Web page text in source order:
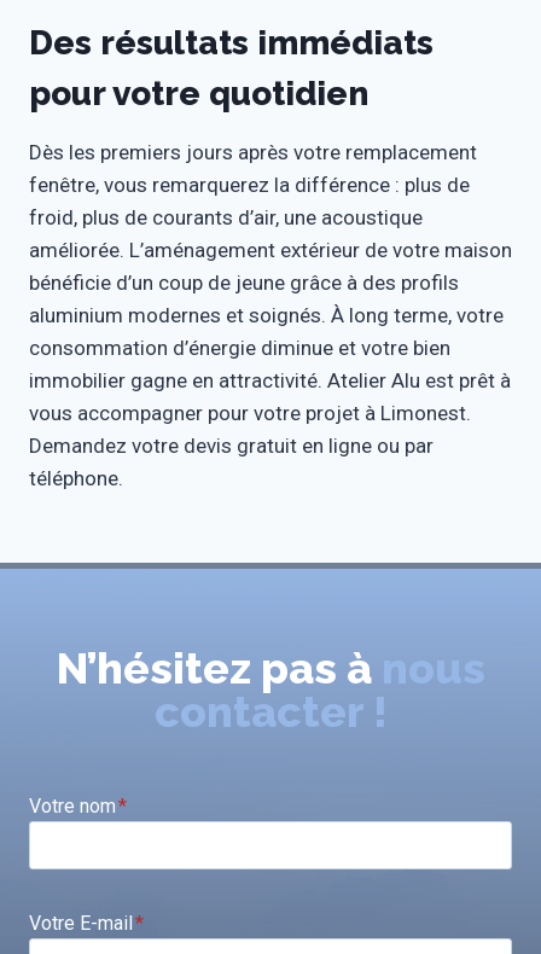
Des résultats immédiats
pour votre quotidien
Dès les premiers jours après votre remplacement
fenêtre, vous remarquerez la différence : plus de
froid, plus de courants d’air, une acoustique
améliorée. L’aménagement extérieur de votre maison
bénéficie d’un coup de jeune grâce à des profils
aluminium modernes et soignés. À long terme, votre
consommation d’énergie diminue et votre bien
immobilier gagne en attractivité. Atelier Alu est prêt à
vous accompagner pour votre projet à Limonest.
Demandez votre devis gratuit en ligne ou par
téléphone.
N’hésitez pas à nous
contacter !
Votre nom*
Votre E-mail*